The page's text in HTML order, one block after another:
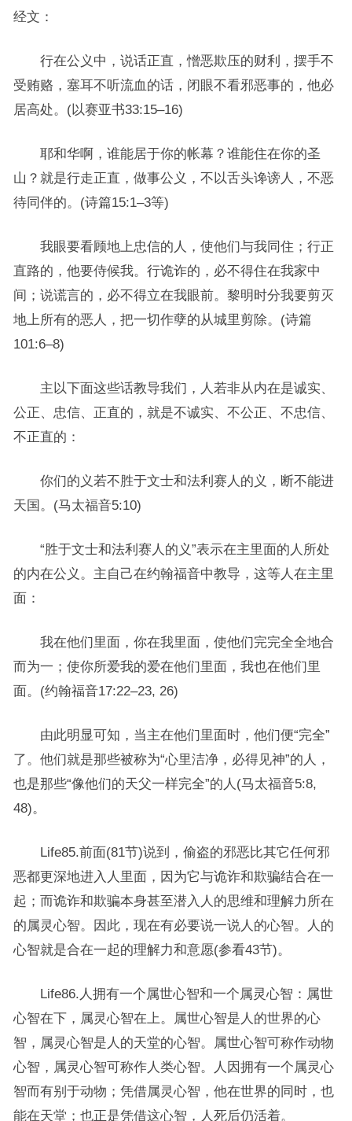
经文：
行在公义中，说话正直，憎恶欺压的财利，摆手不
受贿赂，塞耳不听流血的话，闭眼不看邪恶事的，他必
居高处。(以赛亚书33:15–16)
耶和华啊，谁能居于你的帐幕？谁能住在你的圣
山？就是行走正直，做事公义，不以舌头谗谤人，不恶
待同伴的。(诗篇15:1–3等)
我眼要看顾地上忠信的人，使他们与我同住；行正
直路的，他要侍候我。行诡诈的，必不得住在我家中
间；说谎言的，必不得立在我眼前。黎明时分我要剪灭
地上所有的恶人，把一切作孽的从城里剪除。(诗篇
101:6–8)
主以下面这些话教导我们，人若非从内在是诚实、
公正、忠信、正直的，就是不诚实、不公正、不忠信、
不正直的：
你们的义若不胜于文士和法利赛人的义，断不能进
天国。(马太福音5:10)
“胜于文士和法利赛人的义”表示在主里面的人所处
的内在公义。主自己在约翰福音中教导，这等人在主里
面：
我在他们里面，你在我里面，使他们完完全全地合
而为一；使你所爱我的爱在他们里面，我也在他们里
面。(约翰福音17:22–23, 26)
由此明显可知，当主在他们里面时，他们便“完全”
了。他们就是那些被称为“心里洁净，必得见神”的人，
也是那些“像他们的天父一样完全”的人(马太福音5:8,
48)。
Life85.前面(81节)说到，偷盗的邪恶比其它任何邪
恶都更深地进入人里面，因为它与诡诈和欺骗结合在一
起；而诡诈和欺骗本身甚至潜入人的思维和理解力所在
的属灵心智。因此，现在有必要说一说人的心智。人的
心智就是合在一起的理解力和意愿(参看43节)。
Life86.人拥有一个属世心智和一个属灵心智：属世
心智在下，属灵心智在上。属世心智是人的世界的心
智，属灵心智是人的天堂的心智。属世心智可称作动物
心智，属灵心智可称作人类心智。人因拥有一个属灵心
智而有别于动物；凭借属灵心智，他在世界的同时，也
能在天堂；也正是凭借这心智，人死后仍活着。